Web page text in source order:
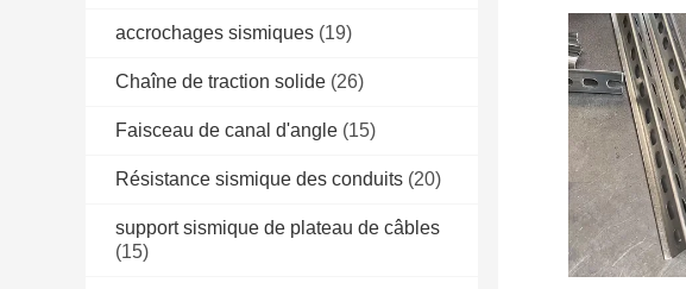
accrochages sismiques (19)
Chaîne de traction solide (26)
Faisceau de canal d'angle (15)
Résistance sismique des conduits (20)
support sismique de plateau de câbles
(15)